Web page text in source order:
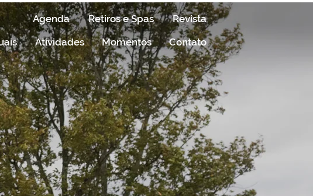
Agenda Retiros e Spas
Revista
Atividades Momentos Contato